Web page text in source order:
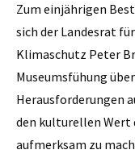
Zum einjährigen
sich der Landesrat
Klimaschutz Peter
Museumsfühung
Herausforderungen
den kulturellen
aufmerksam zu